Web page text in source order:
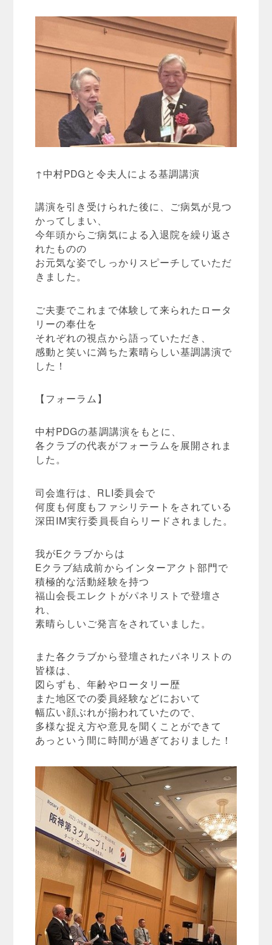
↑中村PDGと令夫人による基調講演
講演を引き受けられた後に、ご病気が見つ
かってしまい、
今年頭からご病気による入退院を繰り返さ
れたものの
お元気な姿でしっかりスピーチしていただ
きました。
ご夫妻でこれまで体験して来られたロータ
リーの奉仕を
それぞれの視点から語っていただき、
感動と笑いに満ちた素晴らしい基調講演で
した！
【フォーラム】
中村PDGの基調講演をもとに、
各クラブの代表がフォーラムを展開されま
した。
司会進行は、RLI委員会で
何度も何度もファシリテートをされている
深田IM実行委員長自らリードされました。
我がEクラブからは
Eクラブ結成前からインターアクト部門で
積極的な活動経験を持つ
福山会長エレクトがパネリストで登壇さ
れ、
素晴らしいご発言をされていました。
また各クラブから登壇されたパネリストの
皆様は、
図らずも、年齢やロータリー歴
また地区での委員経験などにおいて
幅広い顔ぶれが揃われていたので、
多様な捉え方や意見を聞くことができて
あっという間に時間が過ぎておりました！